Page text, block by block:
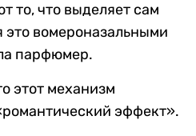
то, что выделяет сам
вомероназальными
парфюмер.
этот механизм
эффект».